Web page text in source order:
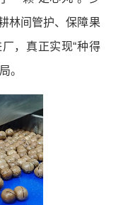
林间管护、保障果
，真正实现“种得
。